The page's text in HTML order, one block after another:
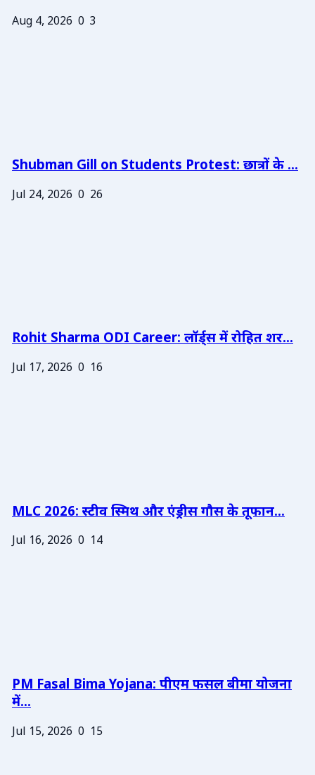
Aug 4, 2026 0 3
Shubman Gill on Students Protest: छात्रों के ...
Jul 24, 2026 0 26
Rohit Sharma ODI Career: लॉर्ड्स में रोहित शर...
Jul 17, 2026 0 16
MLC 2026: स्टीव स्मिथ और एंड्रीस गौस के तूफान...
Jul 16, 2026 0 14
PM Fasal Bima Yojana: पीएम फसल बीमा योजना
में...
Jul 15, 2026 0 15